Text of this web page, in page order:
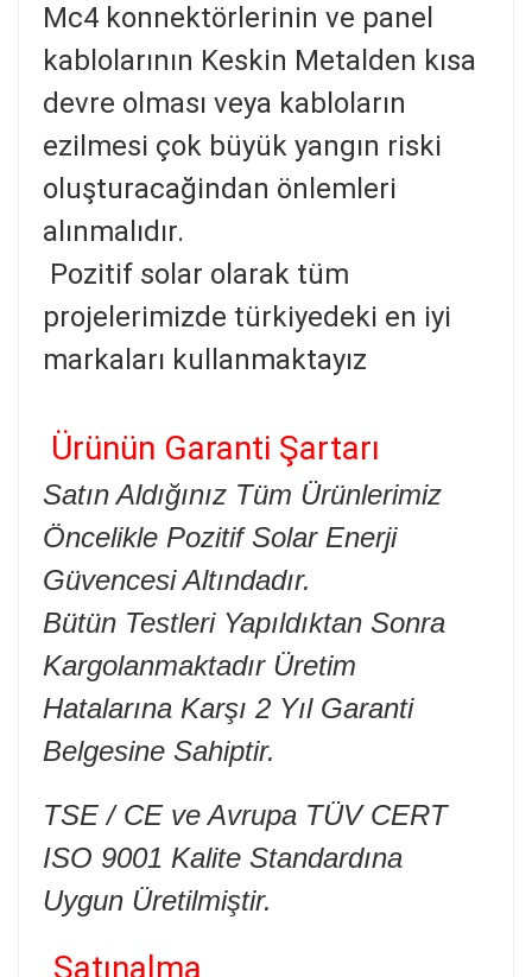
Mc4 konnektörlerinin ve panel
kablolarının Keskin Metalden kısa
devre olması veya kabloların
ezilmesi çok büyük yangın riski
oluşturacağindan önlemleri
alınmalıdır.
Pozitif solar olarak tüm
projelerimizde türkiyedeki en iyi
markaları kullanmaktayız
Ürünün Garanti Şartarı
Satın Aldığınız Tüm Ürünlerimiz
Öncelikle Pozitif Solar Enerji
Güvencesi Altındadır.
Bütün Testleri Yapıldıktan Sonra
Kargolanmaktadır Üretim
Hatalarına Karşı 2 Yıl Garanti
Belgesine Sahiptir.
TSE / CE ve Avrupa TÜV CERT
ISO 9001 Kalite Standardına
Uygun Üretilmiştir.
Satınalma